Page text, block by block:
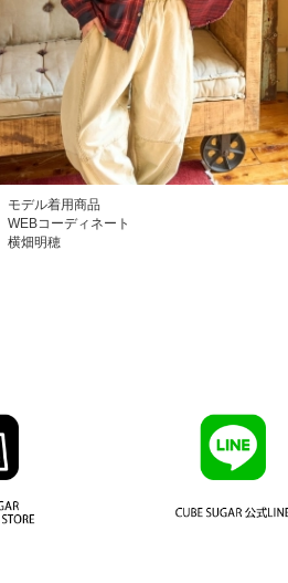
モデル着用商品
WEBコーディネート
横畑明穂